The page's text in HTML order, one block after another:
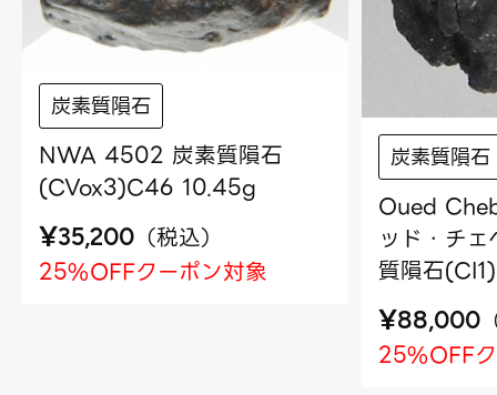
炭素質隕石
NWA 4502 炭素質隕石
(CVox3)C46 10.45g
¥35,200 （税込）
25%OFFクーポン対象
炭素質隕石
Oued
ッド・チ
質隕石
¥88,000
25%OFF